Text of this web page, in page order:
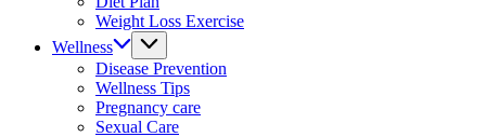
Weight Loss Exercise
Wellness
Disease Prevention
Wellness Tips
Pregnancy care
Sexual Care